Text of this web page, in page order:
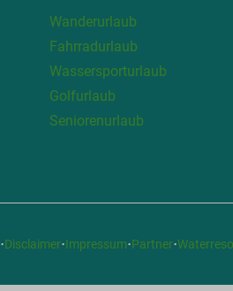
Wanderurlaub
Fahrradurlaub
Wassersporturlaub
Golfurlaub
Seniorenurlaub
·Disclaimer·Impressum·Partner·